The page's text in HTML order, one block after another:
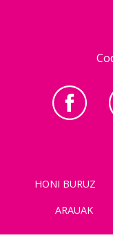
HONI BURUZ
ARAUAK